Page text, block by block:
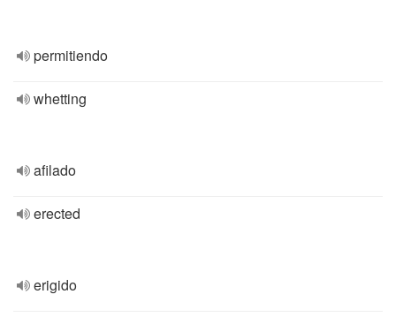
permitiendo
whetting
afilado
erected
erigido